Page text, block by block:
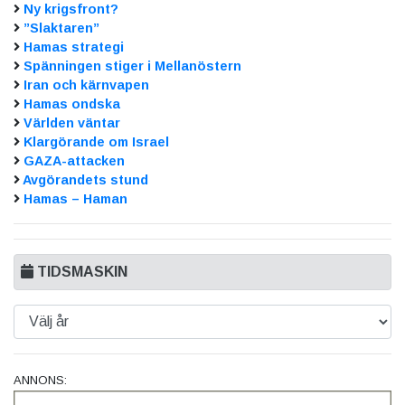
Ny krigsfront?
”Slaktaren”
Hamas strategi
Spänningen stiger i Mellanöstern
Iran och kärnvapen
Hamas ondska
Världen väntar
Klargörande om Israel
GAZA-attacken
Avgörandets stund
Hamas – Haman
TIDSMASKIN
ANNONS: